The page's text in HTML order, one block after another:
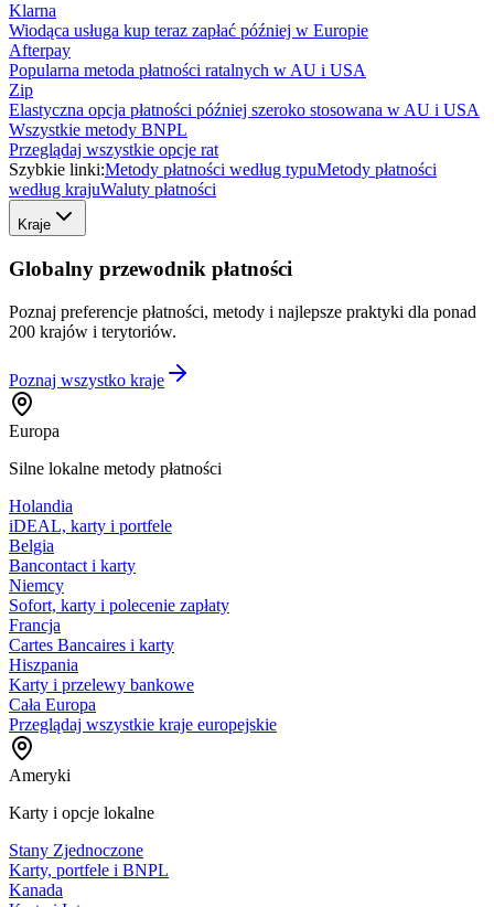
Klarna
Wiodąca usługa kup teraz zapłać później w Europie
Afterpay
Popularna metoda płatności ratalnych w AU i USA
Zip
Elastyczna opcja płatności później szeroko stosowana w AU i USA
Wszystkie metody BNPL
Przeglądaj wszystkie opcje rat
Szybkie linki:Metody płatności według typuMetody płatności
według krajuWaluty płatności
Kraje
Globalny przewodnik płatności
Poznaj preferencje płatności, metody i najlepsze praktyki dla ponad
200 krajów i terytoriów.
Poznaj wszystko kraje
Europa
Silne lokalne metody płatności
Holandia
iDEAL, karty i portfele
Belgia
Bancontact i karty
Niemcy
Sofort, karty i polecenie zapłaty
Francja
Cartes Bancaires i karty
Hiszpania
Karty i przelewy bankowe
Cała Europa
Przeglądaj wszystkie kraje europejskie
Ameryki
Karty i opcje lokalne
Stany Zjednoczone
Karty, portfele i BNPL
Kanada